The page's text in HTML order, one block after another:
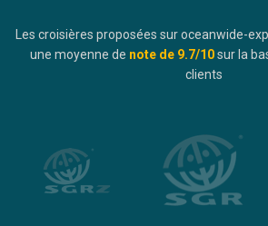
Les croisières proposées sur oceanwide-
une moyenne de note de 9.7/10sur la
clients